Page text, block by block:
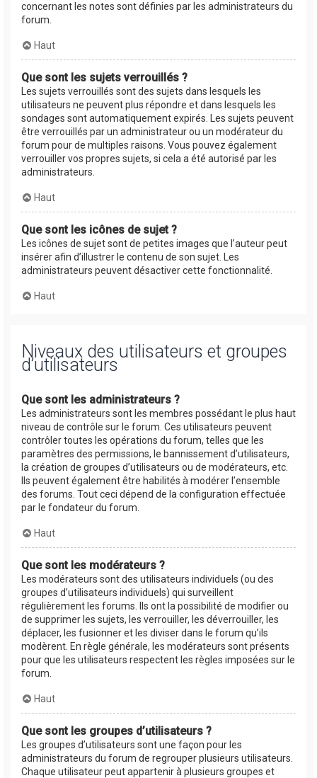
concernant les notes sont définies par les administrateurs du
forum.
Haut
Que sont les sujets verrouillés ?
Les sujets verrouillés sont des sujets dans lesquels les
utilisateurs ne peuvent plus répondre et dans lesquels les
sondages sont automatiquement expirés. Les sujets peuvent
être verrouillés par un administrateur ou un modérateur du
forum pour de multiples raisons. Vous pouvez également
verrouiller vos propres sujets, si cela a été autorisé par les
administrateurs.
Haut
Que sont les icônes de sujet ?
Les icônes de sujet sont de petites images que l’auteur peut
insérer afin d’illustrer le contenu de son sujet. Les
administrateurs peuvent désactiver cette fonctionnalité.
Haut
Niveaux des utilisateurs et groupes
d’utilisateurs
Que sont les administrateurs ?
Les administrateurs sont les membres possédant le plus haut
niveau de contrôle sur le forum. Ces utilisateurs peuvent
contrôler toutes les opérations du forum, telles que les
paramètres des permissions, le bannissement d’utilisateurs,
la création de groupes d’utilisateurs ou de modérateurs, etc.
Ils peuvent également être habilités à modérer l’ensemble
des forums. Tout ceci dépend de la configuration effectuée
par le fondateur du forum.
Haut
Que sont les modérateurs ?
Les modérateurs sont des utilisateurs individuels (ou des
groupes d’utilisateurs individuels) qui surveillent
régulièrement les forums. Ils ont la possibilité de modifier ou
de supprimer les sujets, les verrouiller, les déverrouiller, les
déplacer, les fusionner et les diviser dans le forum qu’ils
modèrent. En règle générale, les modérateurs sont présents
pour que les utilisateurs respectent les règles imposées sur le
forum.
Haut
Que sont les groupes d’utilisateurs ?
Les groupes d’utilisateurs sont une façon pour les
administrateurs du forum de regrouper plusieurs utilisateurs.
Chaque utilisateur peut appartenir à plusieurs groupes et